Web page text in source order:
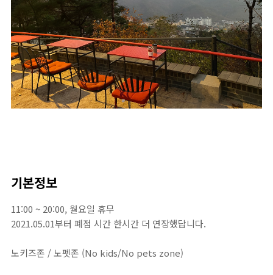
기본정보
11:00 ~ 20:00, 월요일 휴무
2021.05.01부터 폐점 시간 한시간 더 연장했답니다.
노키즈존 / 노펫존 (No kids/No pets zone)